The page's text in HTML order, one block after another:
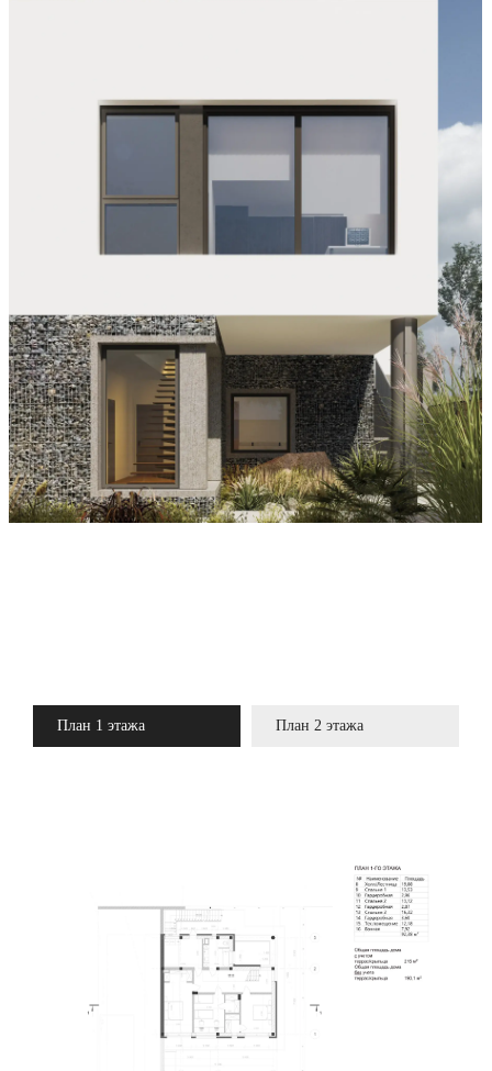
План 1 этажа План 2 этажа
Cembalo | 459 м²
Крым, г. Севастополь, СТ "Фиолент"